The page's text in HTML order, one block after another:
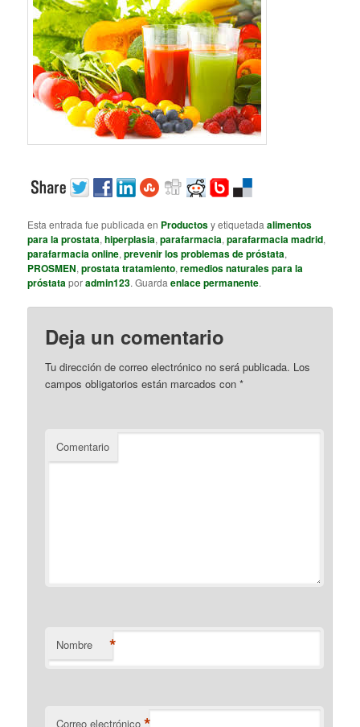
Esta entrada fue publicada en Productosy etiquetadaalimentos
para la prostata,hiperplasia,parafarmacia,parafarmacia madrid,
parafarmacia online,prevenir los problemas de próstata,
PROSMEN,prostata tratamiento,remedios naturales para la
próstataporadmin123. Guardaenlace permanente.
Deja un comentario
Tu dirección de correo electrónico no será publicada. Los
campos obligatorios están marcados con*
Comentario
Nombre *
Correo electrónico